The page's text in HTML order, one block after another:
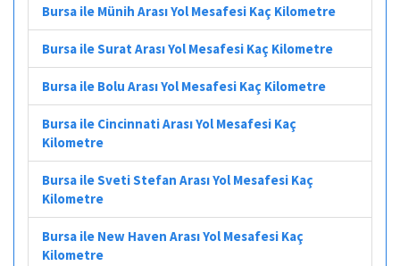
Bursa ile Münih Arası Yol Mesafesi Kaç Kilometre
Bursa ile Surat Arası Yol Mesafesi Kaç Kilometre
Bursa ile Bolu Arası Yol Mesafesi Kaç Kilometre
Bursa ile Cincinnati Arası Yol Mesafesi Kaç
Kilometre
Bursa ile Sveti Stefan Arası Yol Mesafesi Kaç
Kilometre
Bursa ile New Haven Arası Yol Mesafesi Kaç
Kilometre